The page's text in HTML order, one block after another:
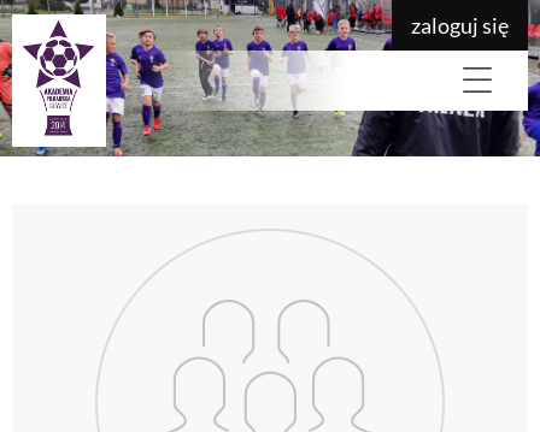
zaloguj się